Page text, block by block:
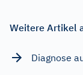
Weitere Artikel
Diagnose